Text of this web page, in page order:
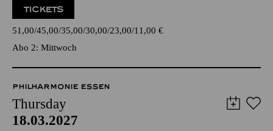
TICKETS
51,00 45,00 35,00 30,00 23,00 11,00 €
Abo 2: Mittwoch
PHILHARMONIE ESSEN
Thursday
18.03.2027